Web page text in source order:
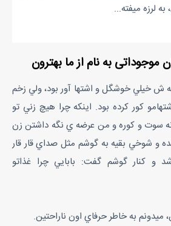
لرزه میفته...
به نام از ما بهترون
ش خيلي خوشگل و اشتها آور بود، ولي زخم
كور كرده بود. اينكه چرا هيچ زني تو
سوت و كوره و من عرضه ي نگه داشتن زن
و شوخي بقيه به گوشم مثل صداي قار قار
و كنار گوشم گفت: بابايي چرا غذاتو
به خاطر حرفاي اون ناراحتين.